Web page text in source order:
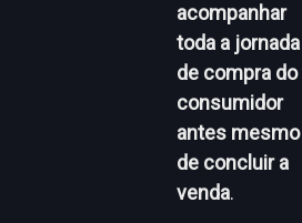
acompanhar
toda a jornada
de compra do
consumidor
antes mesmo
de concluir a
venda.